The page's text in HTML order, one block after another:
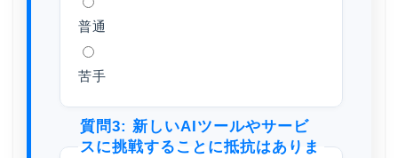
普通
苦手
質問3: 新しいAIツールやサービ
スに挑戦することに抵抗はありま